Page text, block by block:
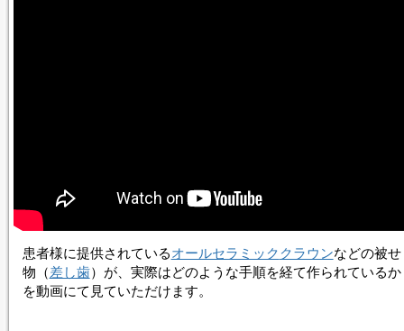
患者様に提供されているオールセラミック クラウンなどの被せ
物（差し歯）が、実際はど­のような手順を経て作られているか
を動画にて見ていただけます。